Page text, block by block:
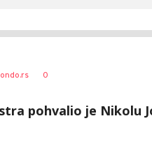
0
pohvalio je Nikolu